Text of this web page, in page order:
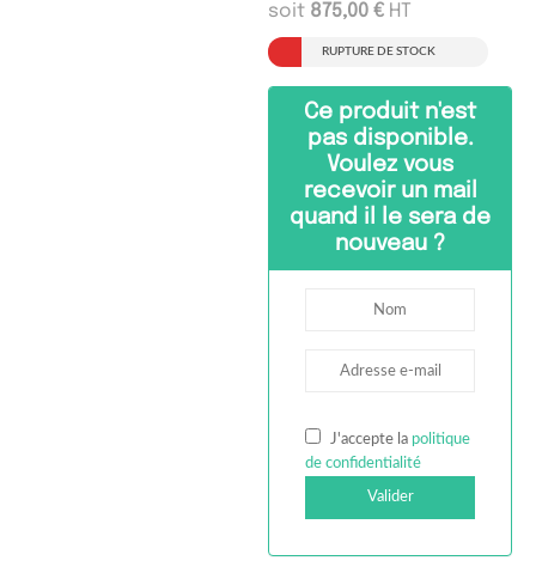
soit 875,00 € HT
RUPTURE DE STOCK
Ce produit n'est
pas disponible.
Voulez vous
recevoir un mail
quand il le sera de
nouveau ?
J'accepte la politique
de confidentialité
Valider